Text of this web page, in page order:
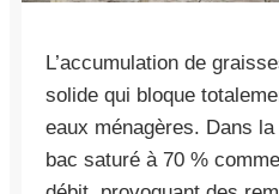
L’accumulation de
solide qui bloque
eaux ménagères. Dans
bac saturé à 70 %